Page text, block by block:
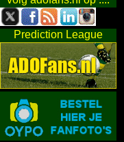
Prediction League